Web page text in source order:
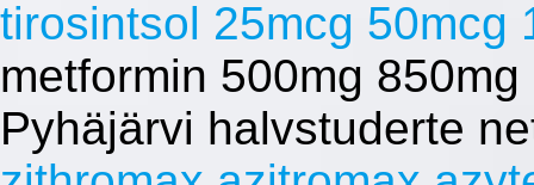
tirosintsol 25mcg 50mcg
metformin 500mg
Pyhäjärvi halvstuderte